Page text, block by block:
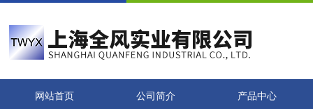
网站首页 公司简介 产品中心